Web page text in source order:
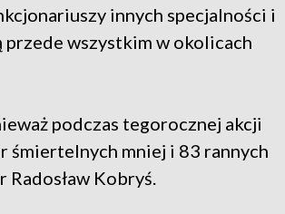
innych specjalności i
przede wszystkim w okolicach
podczas tegorocznej akcji
śmiertelnych mniej i 83 rannych
Kobryś.